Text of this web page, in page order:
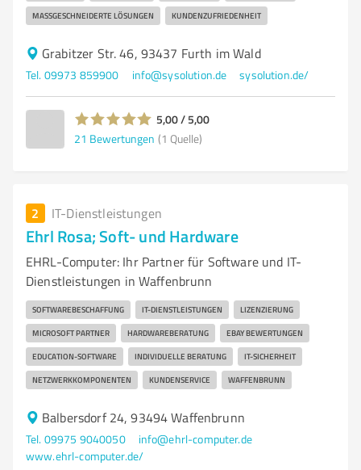
MASSGESCHNEIDERTE LÖSUNGEN KUNDENZUFRIEDENHEIT
Grabitzer Str. 46, 93437 Furth im Wald
Tel. 09973 859900 info@sysolution.de sysolution.de/
5,00 / 5,00
21 Bewertungen (1 Quelle)
2 IT-Dienstleistungen
Ehrl Rosa; Soft- und Hardware
EHRL-Computer: Ihr Partner für Software und IT-
Dienstleistungen in Waffenbrunn
SOFTWAREBESCHAFFUNG IT-DIENSTLEISTUNGEN LIZENZIERUNG
MICROSOFT PARTNER HARDWAREBERATUNG EBAY BEWERTUNGEN
EDUCATION-SOFTWARE INDIVIDUELLE BERATUNG IT-SICHERHEIT
NETZWERKKOMPONENTEN KUNDENSERVICE WAFFENBRUNN
Balbersdorf 24, 93494 Waffenbrunn
Tel. 09975 9040050
info@ehrl-computer.de
www.ehrl-computer.de/